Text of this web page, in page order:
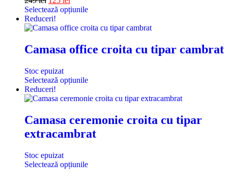
Selectează opțiunile
Reduceri!
Camasa office croita cu tipar cambrat
Stoc epuizat
Selectează opțiunile
Reduceri!
Camasa ceremonie croita cu tipar
extracambrat
Stoc epuizat
Selectează opțiunile